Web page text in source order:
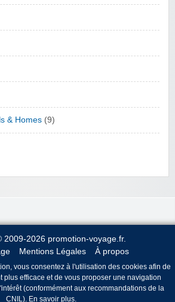
& Homes (9)
2009-2026 promotion-voyage.fr.
Mentions Légales À propos
vous consentez à l'utilisation des cookies afin de
plus efficace et de vous proposer une navigation
(conformément aux recommandations de la
CNIL).
En savoir plus